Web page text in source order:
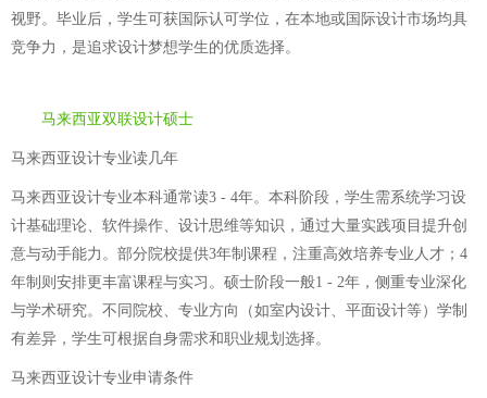
视野。毕业后，学生可获国际认可学位，在本地或国际设计市场均具
竞争力，是追求设计梦想学生的优质选择。
马来西亚双联设计硕士
马来西亚设计专业读几年
马来西亚设计专业本科通常读3 - 4年。本科阶段，学生需系统学习设
计基础理论、软件操作、设计思维等知识，通过大量实践项目提升创
意与动手能力。部分院校提供3年制课程，注重高效培养专业人才；4
年制则安排更丰富课程与实习。硕士阶段一般1 - 2年，侧重专业深化
与学术研究。不同院校、专业方向（如室内设计、平面设计等）学制
有差异，学生可根据自身需求和职业规划选择。
马来西亚设计专业申请条件